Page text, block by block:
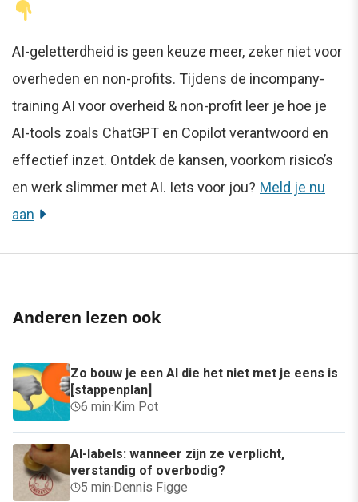
AI-geletterdheid is geen keuze meer, zeker niet voor
overheden en non-profits. Tijdens de incompany-
training AI voor overheid & non-profit leer je hoe je
AI-tools zoals ChatGPT en Copilot verantwoord en
effectief inzet. Ontdek de kansen, voorkom risico’s
en werk slimmer met AI. Iets voor jou? Meld je nu
aan
Anderen lezen ook
Zo bouw je een AI die het niet met je eens is
[stappenplan]
6 min·Kim Pot
AI-labels: wanneer zijn ze verplicht,
verstandig of overbodig?
5 min·Dennis Figge